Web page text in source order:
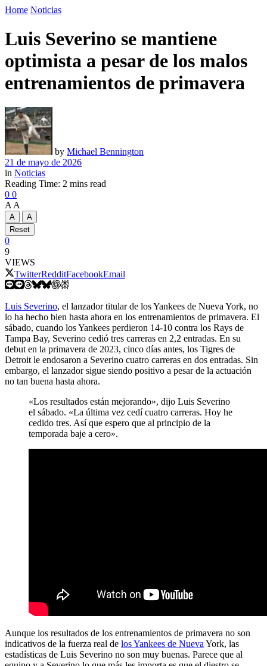
Home Noticias
Luis Severino se mantiene
optimista a pesar de los malos
entrenamientos de primavera
by Michael Bennington
21 de mayo de 2026
in Noticias
Reading Time: 2 mins read
0 0
A A
A
A
Reset
0
9
VIEWS
TwitterRedditFacebookEmail
Luis Severino, el lanzador titular de los Yankees de Nueva York, no
lo ha hecho bien hasta ahora en los entrenamientos de primavera. El
sábado, cuando los Yankees perdieron 14-10 contra los Rays de
Tampa Bay, Severino cedió tres carreras en 2,2 entradas. En su
debut en la primavera de 2023, cinco días antes, los Tigres de
Detroit le endosaron a Severino cuatro carreras en dos entradas. Sin
embargo, el lanzador sigue siendo positivo a pesar de la actuación
no tan buena hasta ahora.
«Los resultados están mejorando», dijo Luis Severino
el sábado. «La última vez cedí cuatro carreras. Hoy he
cedido tres. Así que espero que al principio de la
temporada baje a cero».
Aunque los resultados de los entrenamientos de primavera no son
indicativos de la fuerza real de los Yankees de Nueva York, las
estadísticas de Luis Severino no son muy buenas. Parece que al